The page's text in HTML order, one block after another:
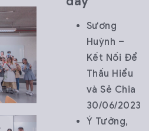
Sương
Huỳnh –
Kết Nối Để
Thấu Hiểu
và Sẻ Chia
30/06/2023
Ý Tưởng,